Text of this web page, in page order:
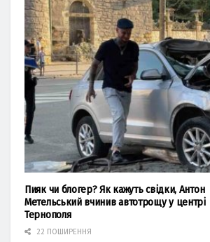
Пияк чи блогер? Як кажуть свідки, Антон
Метельський вчинив автотрощу у центрі
Тернополя
22 ПОШИРЕННЯ